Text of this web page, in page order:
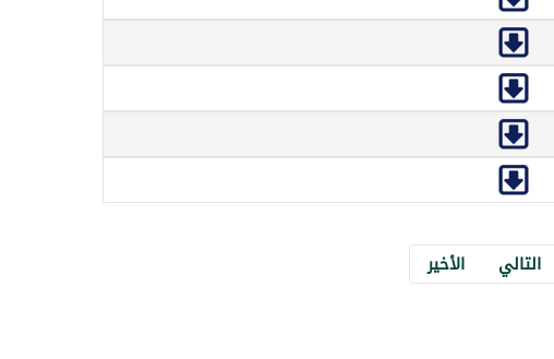
التالي الأخير